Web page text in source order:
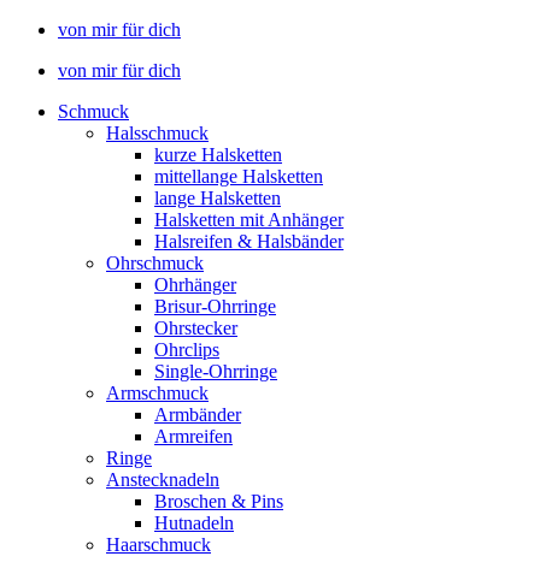
von mir für dich
von mir für dich
Schmuck
Halsschmuck
kurze Halsketten
mittellange Halsketten
lange Halsketten
Halsketten mit Anhänger
Halsreifen & Halsbänder
Ohrschmuck
Ohrhänger
Brisur-Ohrringe
Ohrstecker
Ohrclips
Single-Ohrringe
Armschmuck
Armbänder
Armreifen
Ringe
Anstecknadeln
Broschen & Pins
Hutnadeln
Haarschmuck